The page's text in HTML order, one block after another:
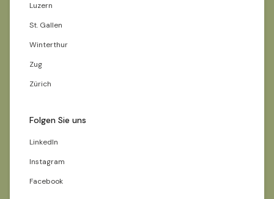
Luzern
St. Gallen
Winterthur
Zug
Zürich
Folgen Sie uns
LinkedIn
Instagram
Facebook